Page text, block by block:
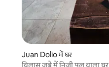
Juan Dolio में घर
विलास जुबे में निजी पूल वाला घर